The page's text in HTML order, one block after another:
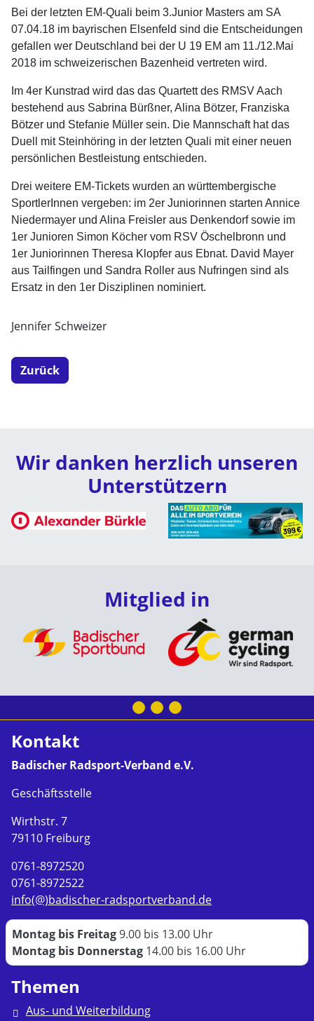
Bei der letzten EM-Quali beim 3.Junior Masters am SA
07.04.18 im bayrischen Elsenfeld sind die Entscheidungen
gefallen wer Deutschland bei der U 19 EM am 11./12.Mai
2018 im schweizerischen Bazenheid vertreten wird.
Im 4er Kunstrad wird das das Quartett des RMSV Aach
bestehend aus Sabrina Bürßner, Alina Bötzer, Franziska
Bötzer und Stefanie Müller sein. Die Mannschaft hat das
Duell mit Steinhöring in der letzten Quali mit einer neuen
persönlichen Bestleistung entschieden.
Drei weitere EM-Tickets wurden an württembergische
SportlerInnen vergeben: im 2er Juniorinnen starten Annice
Niedermayer und Alina Freisler aus Denkendorf sowie im
1er Junioren Simon Köcher vom RSV Öschelbronn und
1er Juniorinnen Theresa Klopfer aus Ebnat. David Mayer
aus Tailfingen und Sandra Roller aus Nufringen sind als
Ersatz in den 1er Disziplinen nominiert.
Jennifer Schweizer
Zurück
Wir danken herzlich unseren
Unterstützern
Mitglied in
Kontakt
Badischer Radsport-Verband e.V.
Geschäftsstelle
Wirthstr. 7
79110 Freiburg
0761-8972520
0761-8972522
info(@)badischer-radsportverband.de
Montag bis Freitag9.00 bis 13.00 Uhr
Montag bis Donnerstag 14.00 bis 16.00 Uhr
Themen
Aus- und Weiterbildung